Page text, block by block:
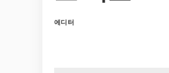
Posted
에디터